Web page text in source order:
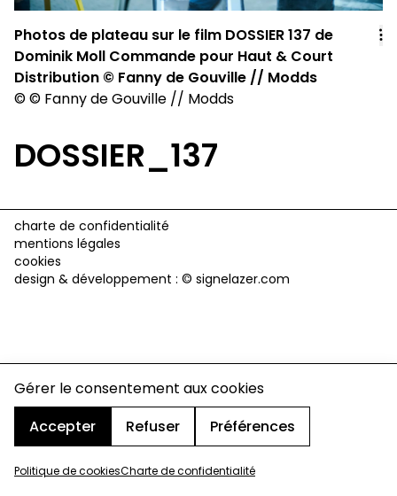
Gérer le consentement aux cookies
Accepter
Refuser Préférences
Politique de cookiesCharte de confidentialité
AA
Photos de plateau sur le film DOSSIER 137 de
Dominik Moll Commande pour Haut & Court
Distribution © Fanny de Gouville // Modds
©© Fanny de Gouville // Modds
DOSSIER_137
charte de confidentialité
mentions légales
cookies
design & développement : © signelazer.com